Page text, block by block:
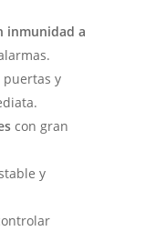
inmunidad a
puertas y
con gran
y